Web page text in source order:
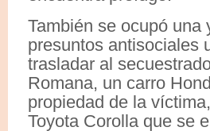
También se ocupó una
presuntos antisociales
trasladar al
Romana, un carro
propiedad de la
Toyota Corolla que se